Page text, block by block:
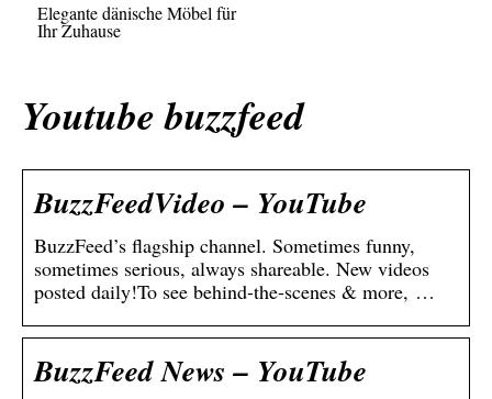
Elegante dänische Möbel für
Ihr Zuhause
Youtube buzzfeed
BuzzFeedVideo – YouTube
BuzzFeed’s flagship channel. Sometimes funny,
sometimes serious, always shareable. New videos
posted daily!To see behind-the-scenes & more, …
BuzzFeed News – YouTube